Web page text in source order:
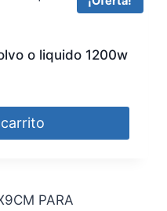
o liquido 1200w